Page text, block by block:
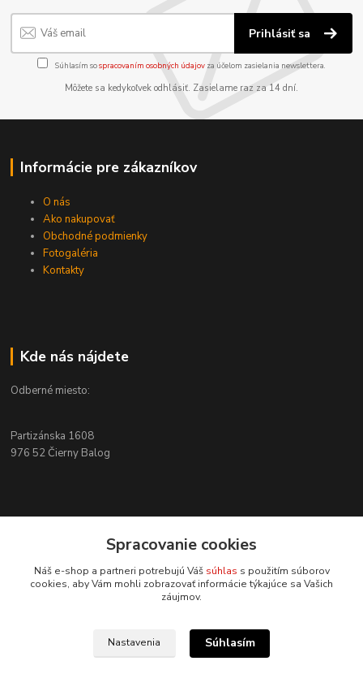
Prihlásiť sa
Súhlasím sospracovaním osobných údajov za účelom zasielania newslettera.
Môžete sa kedykoľvek odhlásiť. Zasielame raz za 14 dní.
Informácie pre zákazníkov
O nás
Ako nakupovať
Obchodné podmienky
Fotogaléria
Kontakty
Kde nás nájdete
Odberné miesto:
Partizánska 1608
976 52 Čierny Balog
+421 915 526 286
(Po-Pia, 8-17 hod.)
Spracovanie cookies
Náš e-shop a partneri potrebujú Váš súhlas s použitím súborov
cookies, aby Vám mohli zobrazovať informácie týkajúce sa Vašich
záujmov.
Nastavenia Súhlasím